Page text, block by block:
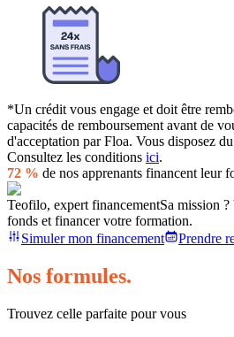
*Un crédit vous engage et doit être
capacités de remboursement avant de
d'acceptation par Floa. Vous disposez
Consultez les conditions ici.
72 % de nos apprenants financent leur
Teofilo, expert financementSa mission
fonds et financer votre formation.
Simuler mon financement
Prendre
Nos formules.
Trouvez celle parfaite pour vous